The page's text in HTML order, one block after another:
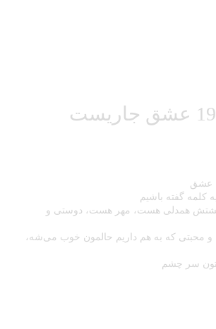
عشق
کلمه گفته باشیم
همدلی هست، مهر هست، دوستی و
و محبتی که به هم داریم حالمون خوب می‌شه،
سر چشم